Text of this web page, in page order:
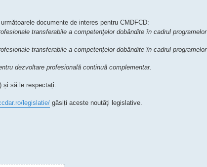
documente de interes pentru CMDFCD:
transferabile a competenţelor dobândite în cadrul programelor
transferabile a competențelor dobândite în cadrul programelor
dezvoltare profesională continuă complementar.
să le respectați.
legislatie/ găsiți aceste noutăți legislative.